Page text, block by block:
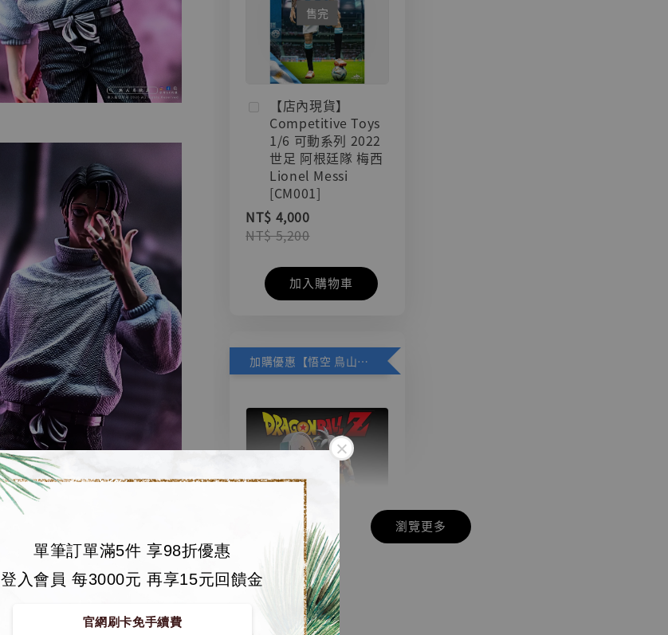
單筆訂單滿5件 享98折優惠
登入會員 每3000元 再享15元回饋金
官網刷卡免手續費
售完
【店內現貨】
Competitive Toys
1/6 可動系列 2022
世足 阿根廷隊 梅西
Lionel Messi
[CM001]
NT$ 4,000
NT$ 5,200
加入購物車
加購優惠【悟空 鳥山明紀念款 [奇蹟工作室]】
【店內現貨】七龍珠
系列蒐藏雕像 悟空
鳥山明紀念款 [奇蹟
工作室]
瀏覽更多
🏝【無人島玩具】